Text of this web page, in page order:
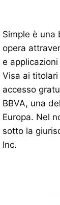
Simple è una
opera
e
Visa ai
accesso
BBVA, una
Europa. Nel
sotto la
Inc.